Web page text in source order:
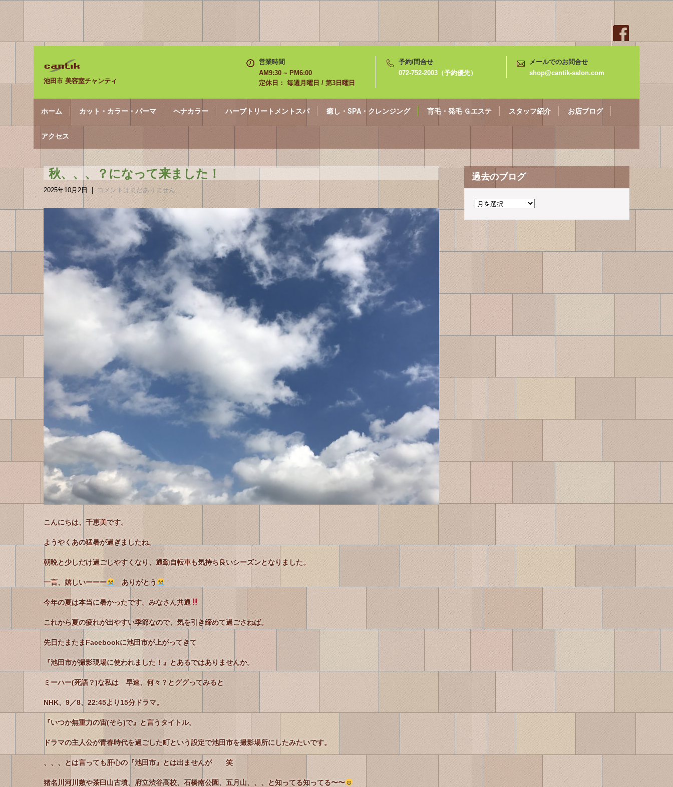
池田市 美容室チャンティ
営業時間
AM9:30 ~ PM6:00
定休日： 毎週月曜日 / 第3日曜日
予約/問合せ
072-752-2003（予約優先）
メールでのお問合せ
shop@cantik-salon.com
ホーム カット・カラー・パーマ ヘナカラー ハーブトリートメントスパ 癒し・SPA・クレンジング 育毛・発毛 Ｇエステ スタッフ紹介 お店ブログ
アクセス
秋、、、？になって来ました！
2025年10月2日 | コメントはまだありません
こんにちは、千恵美です。
ようやくあの猛暑が過ぎましたね。
朝晩と少しだけ過ごしやすくなり、通勤自転車も気持ち良いシーズンとなりました。
一言、嬉しいーーー ありがとう
今年の夏は本当に暑かったです。 みなさん共通
これから夏の疲れが出やすい季節なので、気を引き締めて過ごさねば。
先日たまたまFacebookに池田市が上がってきて
『池田市が撮影現場に使われました！』とあるではありませんか。
ミーハー(死語？)な私は 早速、何々？とググってみると
NHK、9／8、22:45より15分ドラマ。
『いつか無重力の宙(そら)で』と言うタイトル。
ドラマの主人公が青春時代を過ごした町という設定で池田市を撮影場所にしたみたいです。
、、、とは言っても肝心の『池田市』とは出ませんが 笑
猪名川河川敷や茶臼山古墳、府立渋谷高校、石橋南公園、五月山、、、と知ってる知ってる〜〜
過去のブログ
過
ブ
ロ
グ